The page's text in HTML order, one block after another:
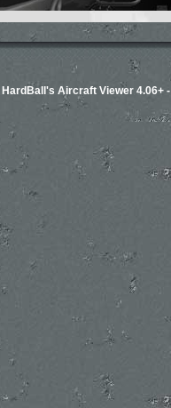
HardBall's Aircraft Viewer 4.06+-